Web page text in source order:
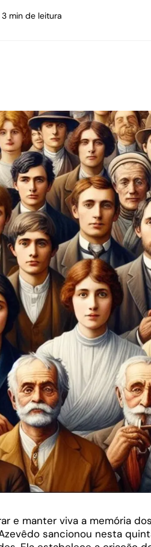
3 min de leitura
e manter viva a memória
sancionou nesta